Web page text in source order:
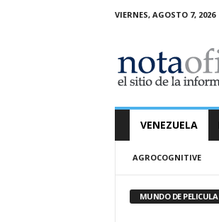
VIERNES, AGOSTO 7, 2026
a
O
l
VENEZUELA
AGROCOGNITIVE
MUNDO DE PELICULA